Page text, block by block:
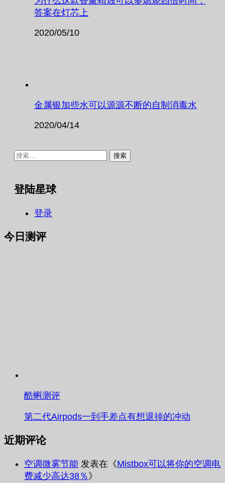
答案在灯芯上
2020/05/10
金属银加些水可以源源不断的自制消毒水
2020/04/14
搜
登陆星球
登录
今日测评
酷蝌测评
第二代Airpods一到手差点有想退掉的冲动
近期评论
空调微雾节能 发表在《Mistbox可以将你的空调电
费减少高达38％ 》